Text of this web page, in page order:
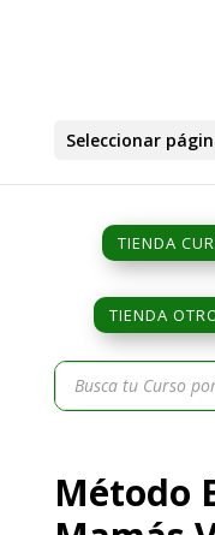
Seleccionar
TIENDA
TIENDA
Búsqueda
de
productos
Método